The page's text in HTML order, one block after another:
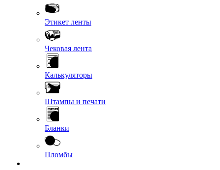
Этикет ленты
Чековая лента
Калькуляторы
Штампы и печати
Бланки
Пломбы